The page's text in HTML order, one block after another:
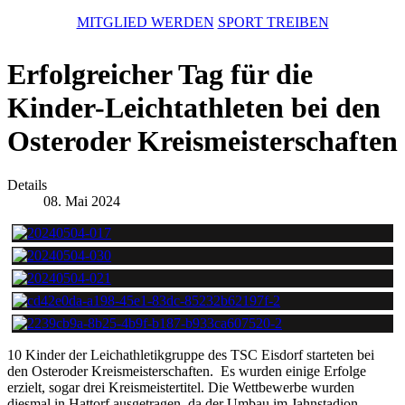
MITGLIED WERDEN SPORT TREIBEN
Erfolgreicher Tag für die
Kinder-Leichtathleten bei den
Osteroder Kreismeisterschaften
Details
08. Mai 2024
10 Kinder der Leichathletikgruppe des TSC Eisdorf starteten bei
den Osteroder Kreismeisterschaften. Es wurden einige Erfolge
erzielt, sogar drei Kreismeistertitel. Die Wettbewerbe wurden